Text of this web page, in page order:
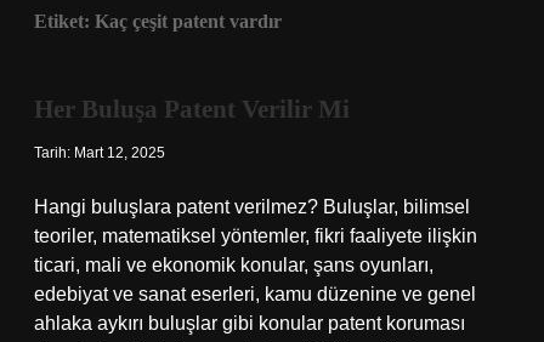
Etiket: Kaç çeşit patent vardır
Her Buluşa Patent Verilir Mi
Tarih: Mart 12, 2025
Hangi buluşlara patent verilmez? Buluşlar, bilimsel
teoriler, matematiksel yöntemler, fikri faaliyete ilişkin
ticari, mali ve ekonomik konular, şans oyunları,
edebiyat ve sanat eserleri, kamu düzenine ve genel
ahlaka aykırı buluşlar gibi konular patent koruması